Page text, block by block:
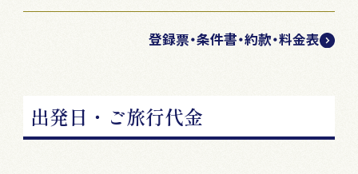
登録票・条件書・約款・料金表
出発日・ご旅行代金